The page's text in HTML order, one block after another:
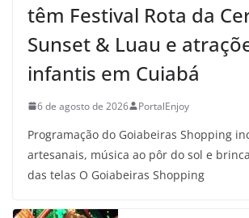
têm Festival Rota da
Sunset & Luau e
infantis em Cuiabá
6 de agosto de 2026 PortalEnjoy
Programação do Goiabeiras Shopping
artesanais, música ao pôr do sol e
das telas O Goiabeiras Shopping